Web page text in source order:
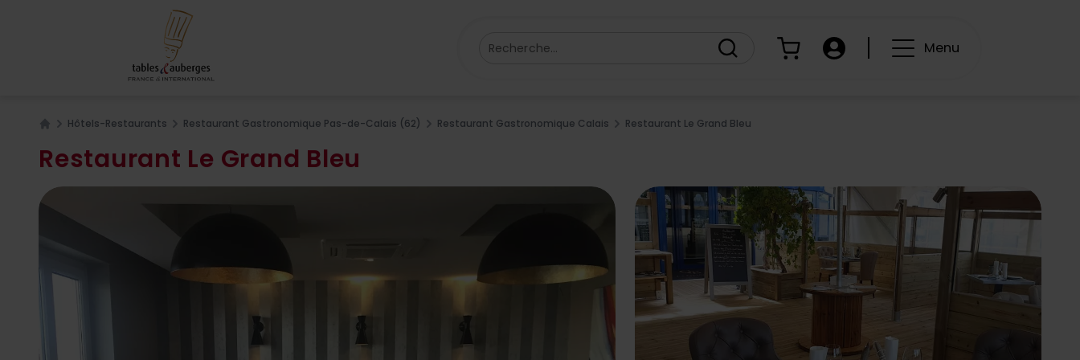
Recherche... Panier Compte Menu
Hôtels-Restaurants Restaurant Gastronomique Pas-de-Calais (62) Restaurant Gastronomique Calais Restaurant Le Grand Bleu
Restaurant Le Grand Bleu